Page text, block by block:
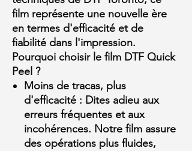
film représente une nouvelle ère
en termes d'efficacité et de
fiabilité dans l'impression.
Pourquoi choisir le film DTF Quick
Peel ?
Moins de tracas, plus
d'efficacité : Dites adieu aux
erreurs fréquentes et aux
incohérences. Notre film assure
des opérations plus fluides,